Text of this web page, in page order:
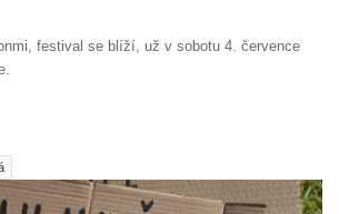
festival se blíží, už v sobotu 4. července